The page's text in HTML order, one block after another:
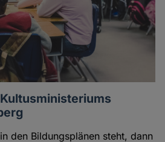
den Bildungsplänen steht, dann